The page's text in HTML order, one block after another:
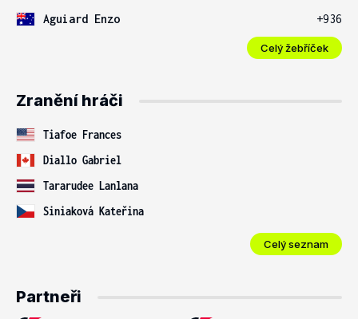
Aguiard Enzo
+936
Celý žebříček
Zranění hráči
Tiafoe Frances
Diallo Gabriel
Tararudee Lanlana
Siniaková Kateřina
Celý seznam
Partneři